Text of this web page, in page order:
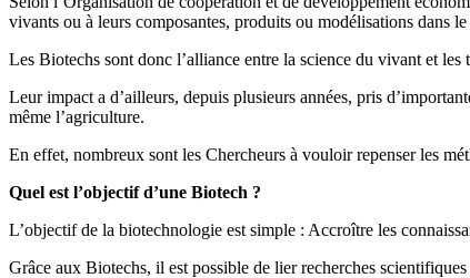
vivants ou à leurs composantes, produits ou modélisations dans
Les Biotechs sont donc l’alliance entre la science du vivant et
Leur impact a d’ailleurs, depuis plusieurs années, pris
même l’agriculture.
En effet, nombreux sont les Chercheurs à vouloir repenser les
Quel est l’objectif d’une Biotech ?
L’objectif de la biotechnologie est simple : Accroître les
Grâce aux Biotechs, il est possible de lier recherches